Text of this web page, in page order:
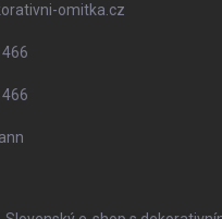
omitka.cz